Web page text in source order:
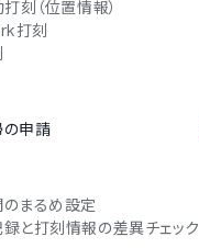
刻（位置情報）
打刻
申請
まるめ設定
と打刻情報の差異チェック